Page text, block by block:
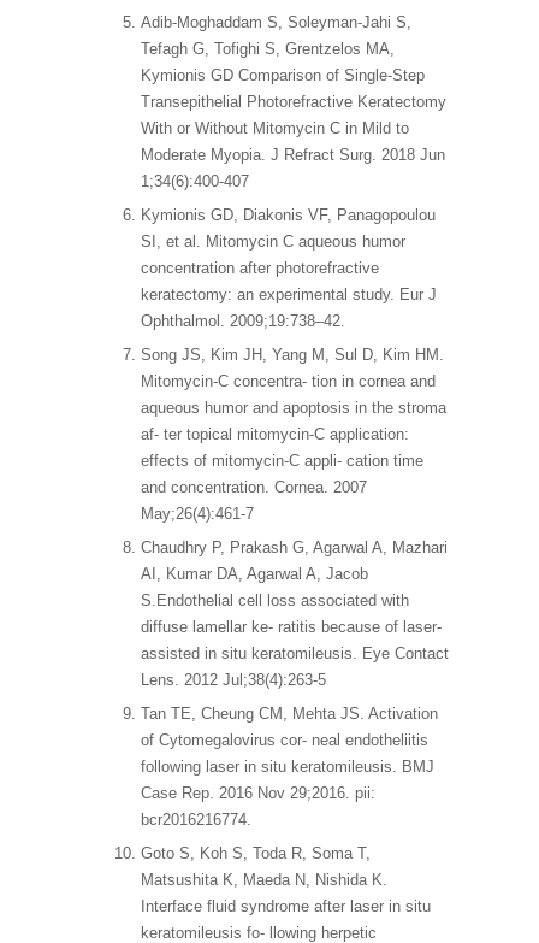
Adib-Moghaddam S, Soleyman-Jahi S,
Tefagh G, Tofighi S, Grentzelos MA,
Kymionis GD Comparison of Single-Step
Transepithelial Photorefractive Keratectomy
With or Without Mitomycin C in Mild to
Moderate Myopia. J Refract Surg. 2018 Jun
1;34(6):400-407
Kymionis GD, Diakonis VF, Panagopoulou
SI, et al. Mitomycin C aqueous humor
concentration after photorefractive
keratectomy: an experimental study. Eur J
Ophthalmol. 2009;19:738–42.
Song JS, Kim JH, Yang M, Sul D, Kim HM.
Mitomycin-C concentra- tion in cornea and
aqueous humor and apoptosis in the stroma
af- ter topical mitomycin-C application:
effects of mitomycin-C appli- cation time
and concentration. Cornea. 2007
May;26(4):461-7
Chaudhry P, Prakash G, Agarwal A, Mazhari
AI, Kumar DA, Agarwal A, Jacob
S.Endothelial cell loss associated with
diffuse lamellar ke- ratitis because of laser-
assisted in situ keratomileusis. Eye Contact
Lens. 2012 Jul;38(4):263-5
Tan TE, Cheung CM, Mehta JS. Activation
of Cytomegalovirus cor- neal endotheliitis
following laser in situ keratomileusis. BMJ
Case Rep. 2016 Nov 29;2016. pii:
bcr2016216774.
Goto S, Koh S, Toda R, Soma T,
Matsushita K, Maeda N, Nishida K.
Interface fluid syndrome after laser in situ
keratomileusis fo- llowing herpetic